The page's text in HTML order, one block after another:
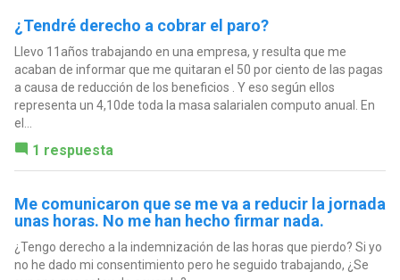
¿Tendré derecho a cobrar el paro?
Llevo 11años trabajando en una empresa, y resulta que me
acaban de informar que me quitaran el 50 por ciento de las pagas
a causa de reducción de los beneficios . Y eso según ellos
representa un 4,10de toda la masa salarialen computo anual. En
el...
1 respuesta
Me comunicaron que se me va a reducir la jornada
unas horas. No me han hecho firmar nada.
¿Tengo derecho a la indemnización de las horas que pierdo? Si yo
no he dado mi consentimiento pero he seguido trabajando, ¿Se